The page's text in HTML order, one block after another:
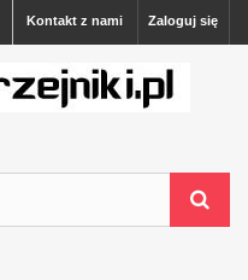
Zaloguj się
Kontakt z nami